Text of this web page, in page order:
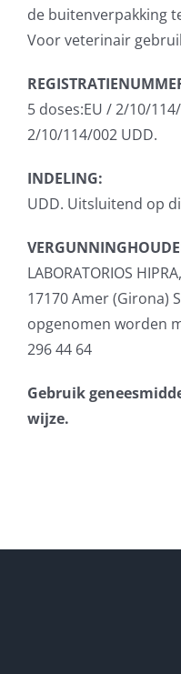
de buitenverpakking
Voor veterinair
5 doses:EU / 2/10/
2/10/114/002 UDD.
INDELING:
UDD. Uitsluitend op
LABORATORIOS
17170 Amer (Girona)
opgenomen worden
296 44 64
Gebruik
wijze.